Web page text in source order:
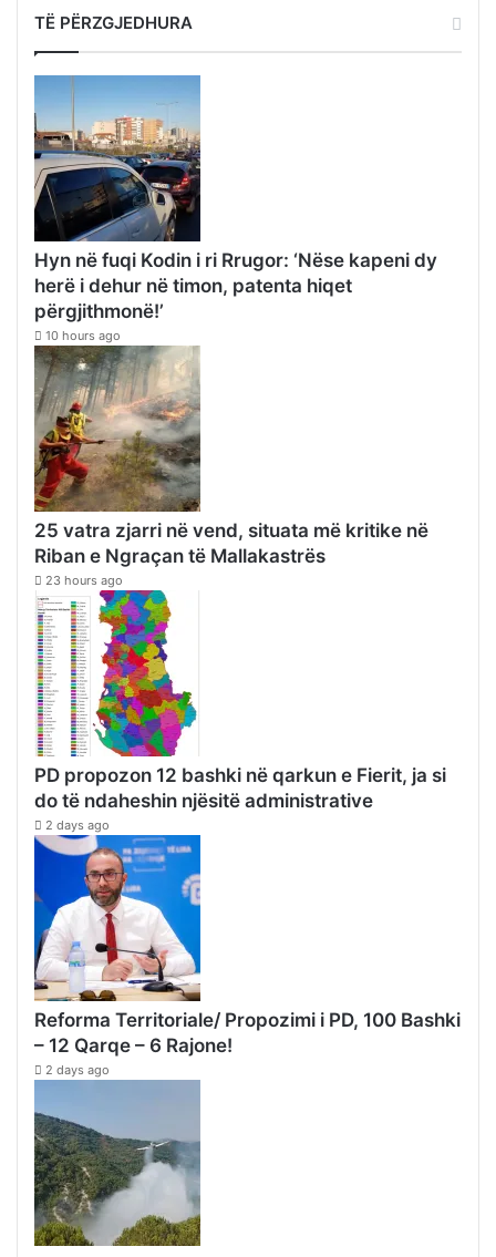
TË PËRZGJEDHURA
Hyn në fuqi Kodin i ri Rrugor: ‘Nëse kapeni dy
herë i dehur në timon, patenta hiqet
përgjithmonë!’
10 hours ago
25 vatra zjarri në vend, situata më kritike në
Riban e Ngraçan të Mallakastrës
23 hours ago
PD propozon 12 bashki në qarkun e Fierit, ja si
do të ndaheshin njësitë administrative
2 days ago
Reforma Territoriale/ Propozimi i PD, 100 Bashki
– 12 Qarqe – 6 Rajone!
2 days ago